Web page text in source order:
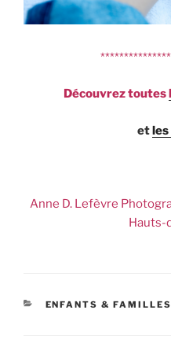
Découvrez toutes
et
Anne D. Lefèvre
Hauts-
CATÉGORIES
ENFANTS & FAMILLES